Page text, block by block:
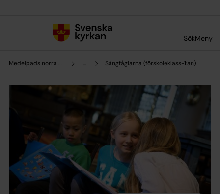
SökMeny
Medelpads norra pastorat ... Sångfåglarna (förskoleklass-1:an)